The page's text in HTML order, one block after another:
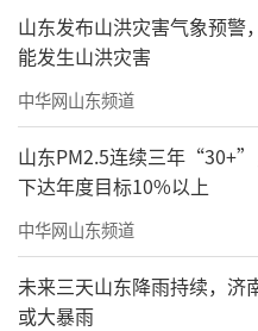
山东发布山洪灾害气象预警
能发生山洪灾害
中华网山东频道
山东PM2.5连续三年“30+”
下达年度目标10%以上
中华网山东频道
未来三天山东降雨持续，济
或大暴雨